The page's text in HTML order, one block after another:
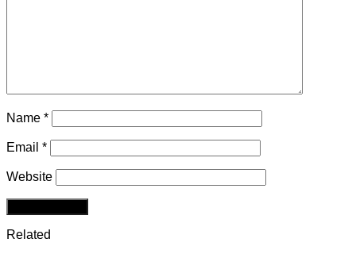
Name *
Email *
Website
Related